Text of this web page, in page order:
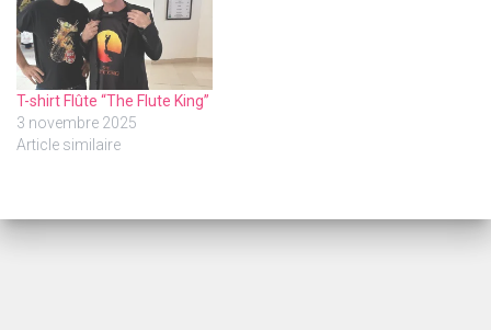
T-shirt Flûte “The Flute King”
3 novembre 2025
Article similaire